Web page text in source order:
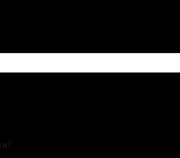
?